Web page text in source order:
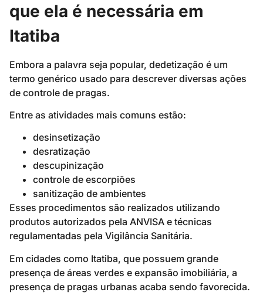
que ela é necessária em
Itatiba
Embora a palavra seja popular, dedetização é um
termo genérico usado para descrever diversas ações
de controle de pragas.
Entre as atividades mais comuns estão:
desinsetização
desratização
descupinização
controle de escorpiões
sanitização de ambientes
Esses procedimentos são realizados utilizando
produtos autorizados pela ANVISA e técnicas
regulamentadas pela Vigilância Sanitária.
Em cidades como Itatiba, que possuem grande
presença de áreas verdes e expansão imobiliária, a
presença de pragas urbanas acaba sendo favorecida.